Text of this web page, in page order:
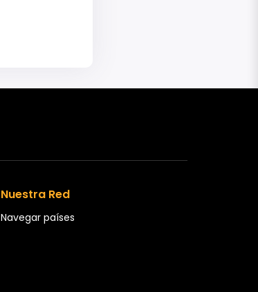
Nuestra Red
Navegar países